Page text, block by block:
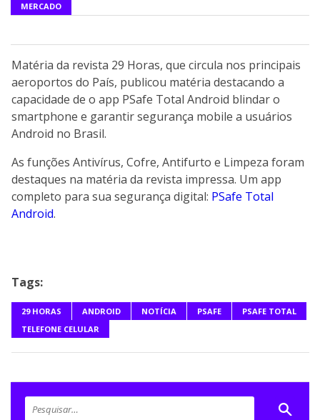
MERCADO
Matéria da revista 29 Horas, que circula nos principais
aeroportos do País, publicou matéria destacando a
capacidade de o app PSafe Total Android blindar o
smartphone e garantir segurança mobile a usuários
Android no Brasil.
As funções Antivírus, Cofre, Antifurto e Limpeza foram
destaques na matéria da revista impressa. Um app
completo para sua segurança digital: PSafe Total
Android.
Tags:
29 HORAS ANDROID NOTÍCIA PSAFE
PSAFE TOTAL
TELEFONE CELULAR